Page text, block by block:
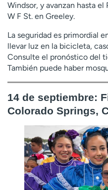
Windsor, y avanzan hasta
W F St. en Greeley.
La seguridad es primordial
llevar luz en la bicicleta,
Consulte el pronóstico del
También puede haber
14 de septiembre:
Colorado Springs,